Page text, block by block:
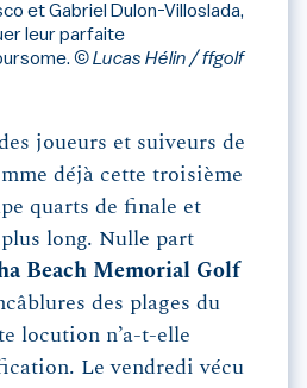
et Gabriel Dulon-Villoslada,
leur parfaite
© Lucas Hélin / ffgolf
joueurs et suiveurs de
déjà cette troisième
quarts de finale et
long. Nulle part
Beach Memorial Golf
des plages du
locution n’a-t-elle
Le vendredi vécu